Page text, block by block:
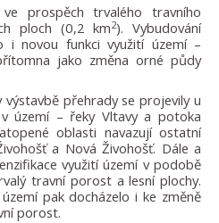
prospěch trvalého travního
ploch (0,2 km2). Vybudování
i novou funkci využití území –
jako změna orné půdy
výstavbě přehrady se projevily u
území – řeky Vltavy a potoka
oblasti navazují ostatní
a Nová Živohošť. Dále a
využití území v podobě
travní porost a lesní plochy.
pak docházelo i ke změně
porost.